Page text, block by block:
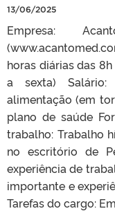
13/06/2025
Empresa:
horas diárias das 8h
a sexta) Salário:
alimentação (em
plano de saúde
trabalho: Trabalho
no escritório de
experiência de
importante e
Tarefas do cargo: